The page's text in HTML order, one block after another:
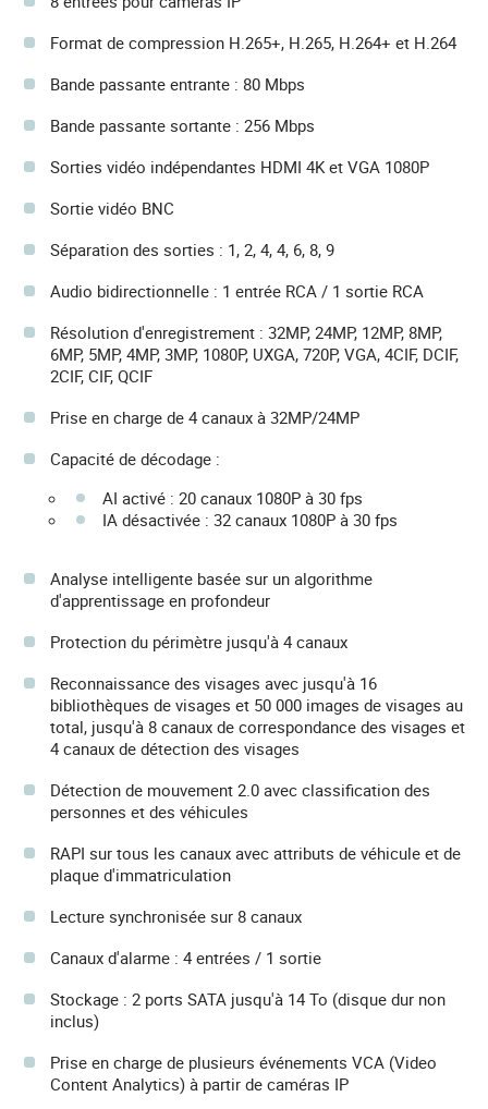
Format de compression H.265+, H.265, H.264+ et H.264
Bande passante entrante : 80 Mbps
Bande passante sortante : 256 Mbps
Sorties vidéo indépendantes HDMI 4K et VGA 1080P
Sortie vidéo BNC
Séparation des sorties : 1, 2, 4, 4, 6, 8, 9
Audio bidirectionnelle : 1 entrée RCA / 1 sortie RCA
Résolution d'enregistrement : 32MP, 24MP, 12MP, 8MP,
6MP, 5MP, 4MP, 3MP, 1080P, UXGA, 720P, VGA, 4CIF, DCIF,
2CIF, CIF, QCIF
Prise en charge de 4 canaux à 32MP/24MP
Capacité de décodage :
AI activé : 20 canaux 1080P à 30 fps
IA désactivée : 32 canaux 1080P à 30 fps
Analyse intelligente basée sur un algorithme
d'apprentissage en profondeur
Protection du périmètre jusqu'à 4 canaux
Reconnaissance des visages avec jusqu'à 16
bibliothèques de visages et 50 000 images de visages au
total, jusqu'à 8 canaux de correspondance des visages et
4 canaux de détection des visages
Détection de mouvement 2.0 avec classification des
personnes et des véhicules
RAPI sur tous les canaux avec attributs de véhicule et de
plaque d'immatriculation
Lecture synchronisée sur 8 canaux
Canaux d'alarme : 4 entrées / 1 sortie
Stockage : 2 ports SATA jusqu'à 14 To (disque dur non
inclus)
Prise en charge de plusieurs événements VCA (Video
Content Analytics) à partir de caméras IP